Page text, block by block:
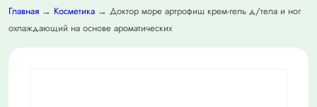
Главная → Косметика → Доктор море артрофиш крем-гель д/тела и ног
охлаждающий на основе ароматических